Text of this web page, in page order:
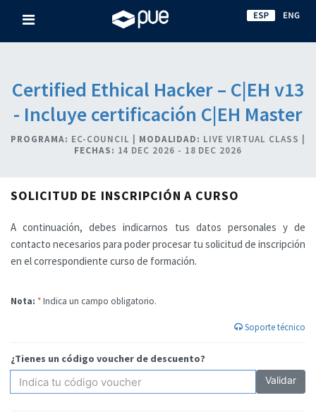
Certified Ethical Hacker – C|EH v13
- Incluye certificación C|EH Master
PROGRAMA: EC-COUNCIL | MODALIDAD: LIVE VIRTUAL CLASS |
FECHAS: 14 DEC 2026 - 18 DEC 2026
SOLICITUD DE INSCRIPCIÓN A CURSO
A continuación, debes indicarnos tus datos personales y de
contacto necesarios para poder procesar tu solicitud de inscripción
en el correspondiente curso de formación.
Nota: *Indica un campo obligatorio.
Soporte técnico
¿Tienes un código voucher de descuento?
Validar